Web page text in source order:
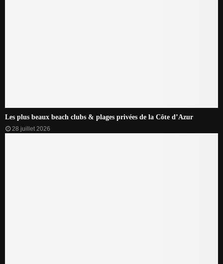
Les plus beaux beach clubs & plages privées de la Côte d’Azur
28 juillet 2026